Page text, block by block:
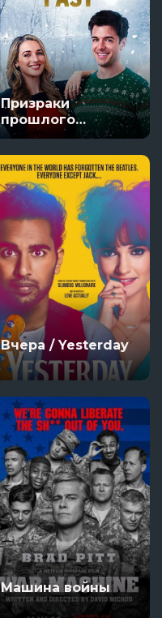
Призраки
прошлого
Рождества
Вчера / Yesterday
Машина войны